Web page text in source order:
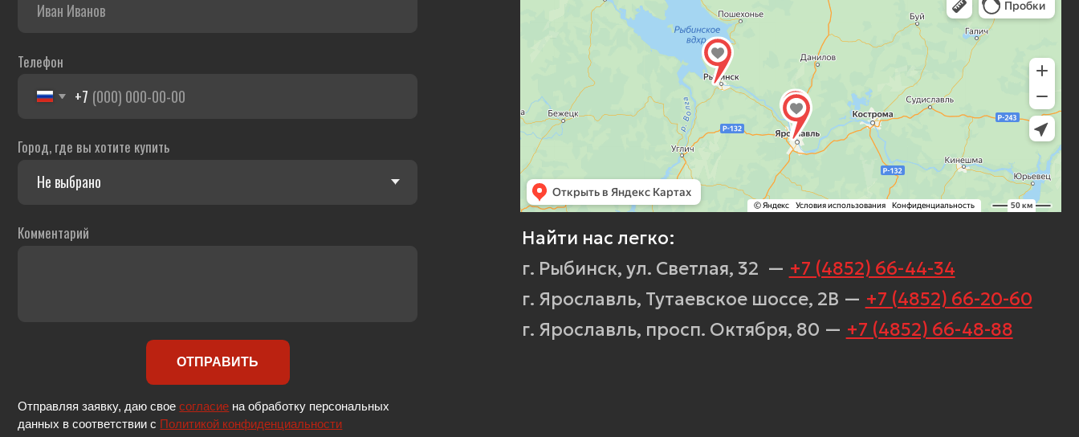
Комментарий
данных в соответствии с
Найти нас легко:
г. Рыбинск, ул. Светлая, 32
—
+7 (4852) 66-44-34
г. Ярославль, Тутаевское шоссе, 2В
—+7 (4852) 66-20-60
г. Ярославль, просп. Октября, 80
+7 (4852) 66-48-88
aodesf7.ru